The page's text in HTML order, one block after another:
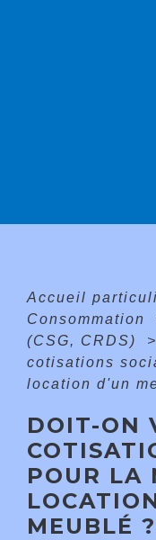
Accueil
Consommation
(CSG, CRDS)
>
cotisations
location d'un
DOIT-ON
POUR LA
MEUBLÉ ?